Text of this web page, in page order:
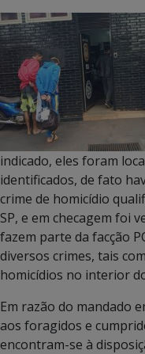
indicado, eles foram
identificados, de fato
crime de homicídio
SP, e em checagem foi
fazem parte da facção
diversos crimes, tais
homicídios no interior
Em razão do mandado
aos foragidos e
encontram-se à